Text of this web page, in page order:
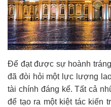
Để đạt được sự hoành
đã đòi hỏi một lực lượng
tài chính đáng kể. Tất cả
để tạo ra một kiệt tác kiến